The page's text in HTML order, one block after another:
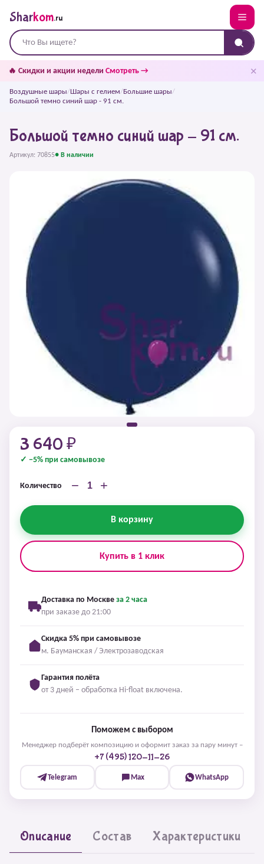
Sharkom.ru
🔥 Скидки и акции недели Смотреть → ✕
Воздушные шары/Шары с гелием/Большие шары/
Большой темно синий шар - 91 см.
Большой темно синий шар - 91 см.
Артикул: 70855● В наличии
3 640 ₽
✓ −5% при самовывозе
Количество − +
В корзину
Купить в 1 клик
Доставка по Москве за 2 часа
при заказе до 21:00
Скидка 5% при самовывозе
м. Бауманская / Электрозаводская
Гарантия полёта
от 3 дней – обработка Hi-float включена.
Поможем с выбором
Менеджер подберёт композицию и оформит заказ за пару минут –
+7 (495) 120-11-26
Telegram Max WhatsApp
Описание Состав Характеристики